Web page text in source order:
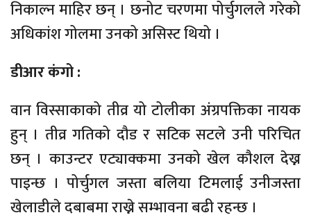
निकाल्न माहिर छन् । छनोट चरणमा पोर्चुगलले गरेको
अधिकांश गोलमा उनको असिस्ट थियो ।
डीआर कंगो :
वान विस्साकाको तीव्र यो टोलीका अंग्रपक्तिका नायक
हुन् । तीव्र गतिको दौड र सटिक सटले उनी परिचित
छन् । काउन्टर एट्याक्कमा उनको खेल कौशल देख्न
पाइन्छ । पोर्चुगल जस्ता बलिया टिमलाई उनीजस्ता
खेलाडीले दबाबमा राख्ने सम्भावना बढी रहन्छ ।